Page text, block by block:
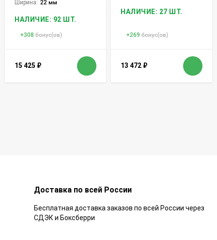
Ширина: 22 мм
НАЛИЧИЕ: 92 ШТ.
+308 бонус(ов)
15 425 ₽
НАЛИЧИЕ: 27 ШТ.
+269 бонус(ов)
13 472 ₽
Доставка по всей России
Бесплатная доставка заказов по всей России через
СДЭК и Боксберри